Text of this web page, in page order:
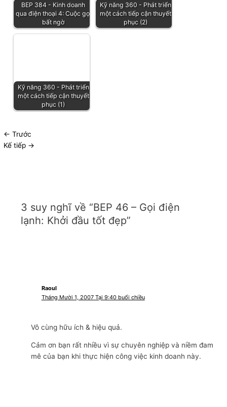
BEP 384 - Kinh doanh
qua điện thoại 4: Cuộc gọi
bất ngờ
Kỹ năng 360 - Phát triển
một cách tiếp cận thuyết
phục (2)
Kỹ năng 360 - Phát triển
một cách tiếp cận thuyết
phục (1)
← Trước
Kế tiếp →
3 suy nghĩ về “BEP 46 – Gọi điện
lạnh: Khởi đầu tốt đẹp”
Raoul
Tháng Mười 1, 2007 Tại 9:40 buổi chiều
Vô cùng hữu ích & hiệu quả.
Cảm ơn bạn rất nhiều vì sự chuyên nghiệp và niềm đam
mê của bạn khi thực hiện công việc kinh doanh này.